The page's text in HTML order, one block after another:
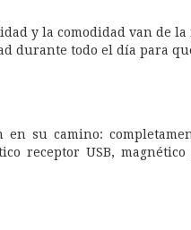
y la comodidad van de
durante todo el día para
en su camino:
receptor USB,